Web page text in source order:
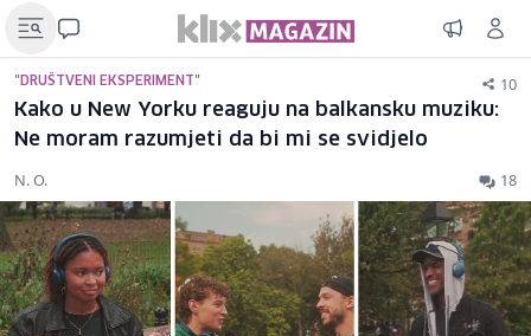
"DRUŠTVENI EKSPERIMENT" 10
Kako u New Yorku reaguju na balkansku muziku:
Ne moram razumjeti da bi mi se svidjelo
N. O. 18